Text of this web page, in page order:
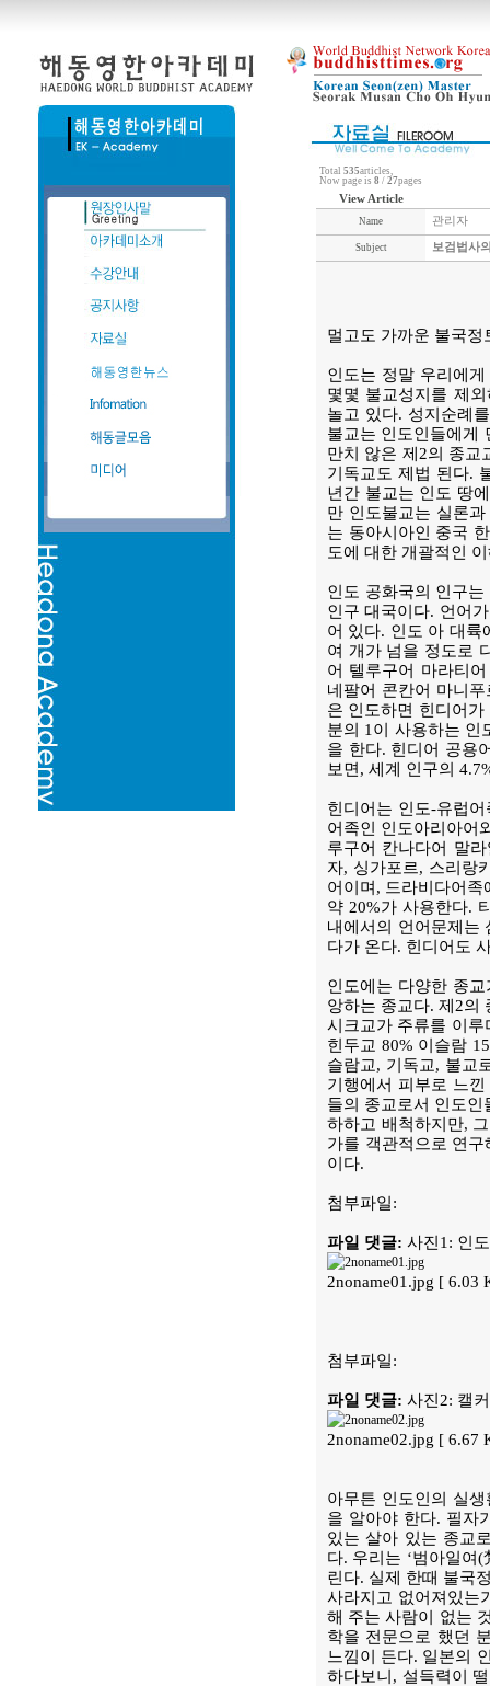
Total 535articles,
Now page is 8 / 27pages
View Article
Name 관리자
Subject 보검법사
멀고도 가까운 불국정
인도는 정말 우리에
몇몇 불교성지를 제
놀고 있다. 성지순례
불교는 인도인들에게
만치 않은 제2의 종교
기독교도 제법 된다.
년간 불교는 인도 땅
만 인도불교는 실론
는 동아시아인 중국
도에 대한 개괄적인
인도 공화국의 인구
인구 대국이다. 언어
어 있다. 인도 아 대륙
여 개가 넘을 정도로
어 텔루구어 마라티
네팔어 콘칸어 마니
은 인도하면 힌디어
분의 1이 사용하는 인
을 한다. 힌디어 공용
보면, 세계 인구의
힌디어는 인도-유럽
어족인 인도아리아어
루구어 칸나다어 말
자, 싱가포르, 스리랑
어이며, 드라비다어
약 20%가 사용한다.
내에서의 언어문제는
다가 온다. 힌디어도
인도에는 다양한 종
앙하는 종교다. 제2의
시크교가 주류를 이
힌두교 80% 이슬람
슬람교, 기독교, 불교
기행에서 피부로 느
들의 종교로서 인도
하하고 배척하지만,
가를 객관적으로 연
이다.
첨부파일:
파일 댓글: 사진1: 인
2noname01.jpg [ 6.03
첨부파일:
파일 댓글: 사진2: 캘
2noname02.jpg [ 6.67
아무튼 인도인의 실
을 알아야 한다. 필자
있는 살아 있는 종교
다. 우리는 ‘범아일여
린다. 실제 한때 불국
사라지고 없어져있는
해 주는 사람이 없는
학을 전문으로 했던
느낌이 든다. 일본의
하다보니, 설득력이